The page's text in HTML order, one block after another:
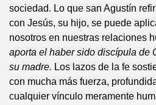
sociedad. Lo que san Agustín
con Jesús, su hijo, se puede
nosotros en nuestras relaciones
aporta el haber sido discípula de
su madre. Los lazos de la fe
con mucha más fuerza,
cualquier vínculo meramente